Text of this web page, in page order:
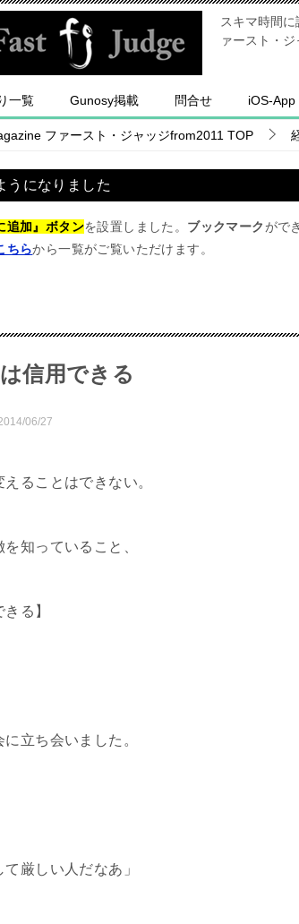
スキマ時間
ァースト・
一覧 Gunosy掲載 問合せ iOS-App
ファースト・ジャッジfrom2011 TOP
うになりました
追加』ボタンを設置しました。 ブックマーク がで
ちらから一覧がご覧いただけます。
信用できる
06/27
ることはできない。
知っていること、
る】
立ち会いました。
厳しい人だなあ」